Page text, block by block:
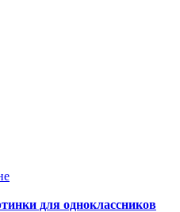
для одноклассников